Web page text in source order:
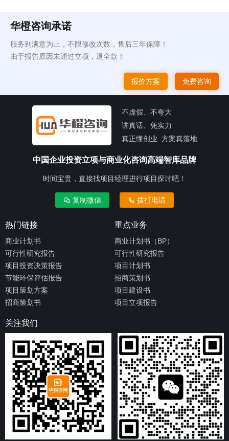
华橙咨询承诺
服务到满意为止，不限修改次数，售后三年保障！
由于报告原因未通过立项，退全款！
报价方案 免费咨询
不虚假、不夸大
讲真话、凭实力
真正懂创业 方案真落地
中国企业投资立项与商业化咨询高端智库品牌
时间宝贵，直接找项目经理进行项目探讨吧！
复制微信 拨打电话
热门链接
商业计划书
可行性研究报告
项目投资决策报告
节能环保评估报告
项目策划方案
招商策划书
重点业务
商业计划书（BP）
可行性研究报告
项目计划书
招商策划书
项目建设书
项目立项报告
关注我们